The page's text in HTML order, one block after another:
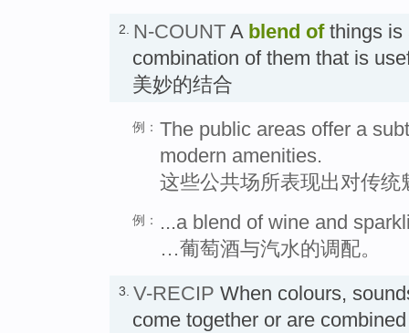
2. N-COUNT A blend ofthings is
combination of them that is
美妙的结合
例： The public areas offer a
modern amenities.
这些公共场所表现出对传
例：
...a blend of wine and
…葡萄酒与汽水的调配。
3. V-RECIP When colours,
come together or are